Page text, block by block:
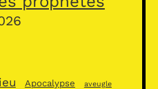
Apocalypse aveugle